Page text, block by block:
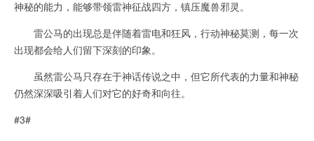
神秘的能力，能够带领雷神征战四方，镇压魔兽邪灵。
雷公马的出现总是伴随着雷电和狂风，行动神秘莫测，每一次
出现都会给人们留下深刻的印象。
虽然雷公马只存在于神话传说之中，但它所代表的力量和神秘
仍然深深吸引着人们对它的好奇和向往。
#3#